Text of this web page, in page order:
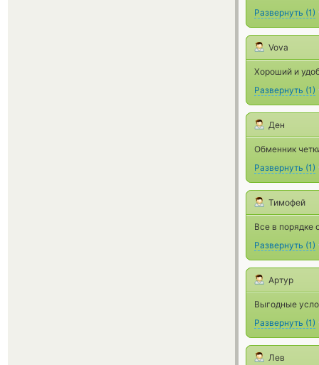
Развернуть (1)
Vova
Хороший и
Развернуть (1)
Ден
Обменник
Развернуть (1)
Тимофей
Все в порядке
Развернуть (1)
Артур
Выгодные
Развернуть (1)
Лев